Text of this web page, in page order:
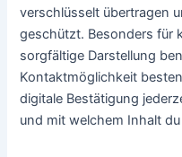
verschlüsselt übertragen
geschützt. Besonders für
sorgfältige Darstellung
Kontaktmöglichkeit
digitale Bestätigung
und mit welchem Inhalt